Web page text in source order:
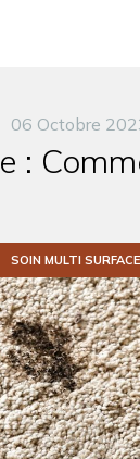
06 Octobre
:
SOIN MULTI